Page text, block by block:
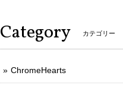
Category カテゴリー
ChromeHearts